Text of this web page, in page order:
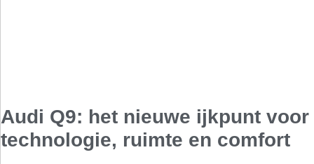
Audi Q9: het nieuwe ijkpunt voor
technologie, ruimte en comfort